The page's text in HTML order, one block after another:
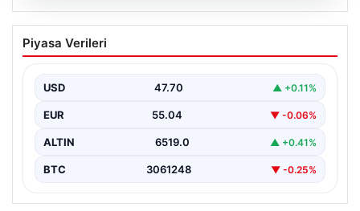
05.08.2026
Sörloth Transfer Yarışında Fenerbahçe
ve Beşiktaş Mücadelesi
sahne olurken, Süper Lig’in iki büyük devi,…
Piyasa Verileri
USD 47.70 ▲ +0.11%
EUR 55.04 ▼ -0.06%
ALTIN 6519.0 ▲ +0.41%
BTC 3061248 ▼ -0.25%